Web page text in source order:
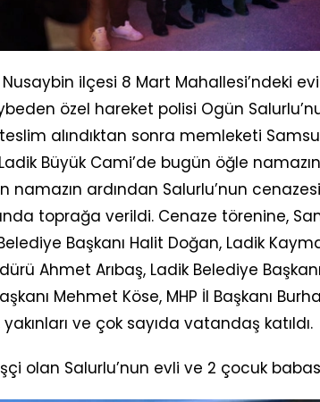
Nusaybin ilçesi 8 Mart Mahallesi’ndeki
özel hareket polisi Ogün
alındıktan sonra memleketi
Büyük Cami’de bugün öğle
namazın ardından Salurlu’nun
toprağa verildi. Cenaze törenine,
Başkanı Halit Doğan, Ladik
Ahmet Arıbaş, Ladik Belediye
Mehmet Köse, MHP İl Başkanı
ve çok sayıda vatandaş katıldı.
olan Salurlu’nun evli ve 2 çocuk